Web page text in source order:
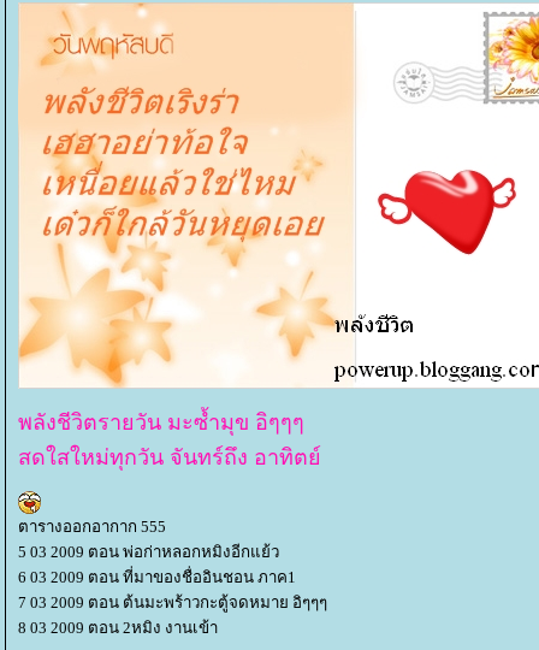
พลังชีวิตรายวัน มะซ้ำมุข อิๆๆๆ
สดใสใหม่ทุกวัน จันทร์ถึง อาทิตย์
ตารางออกอากาก 555
5 03 2009 ตอน พ่อก่าหลอกหมิงอีกแย้ว
6 03 2009 ตอน ที่มาของชื่ออินชอน ภาค1
7 03 2009 ตอน ต้นมะพร้าวกะตู้จดหมาย อิๆๆๆ
8 03 2009 ตอน 2หมิง งานเข้า